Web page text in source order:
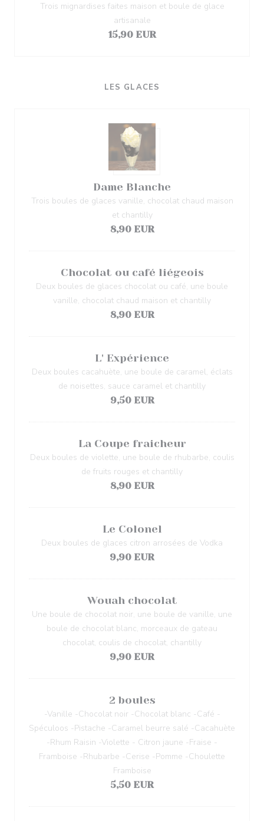
Trois mignardises faites maison et boule de glace
artisanale
15,90 EUR
LES GLACES
Dame Blanche
Trois boules de glaces vanille, chocolat chaud maison
et chantilly
8,90 EUR
Chocolat ou café liégeois
Deux boules de glaces chocolat ou café, une boule
vanille, chocolat chaud maison et chantilly
8,90 EUR
L' Expérience
Deux boules cacahuète, une boule de caramel, éclats
de noisettes, sauce caramel et chantilly
9,50 EUR
La Coupe fraicheur
Deux boules de violette, une boule de rhubarbe, coulis
de fruits rouges et chantilly
8,90 EUR
Le Colonel
Deux boules de glaces citron arrosées de Vodka
9,90 EUR
Wouah chocolat
Une boule de chocolat noir, une boule de vanille, une
boule de chocolat blanc, morceaux de gateau
chocolat, coulis de chocolat, chantilly
9,90 EUR
2 boules
-Vanille -Chocolat noir -Chocolat blanc -Café -
Spéculoos -Pistache -Caramel beurre salé -Cacahuète
-Rhum Raisin -Violette - Citron jaune -Fraise -
Framboise -Rhubarbe -Cerise -Pomme -Choulette
Framboise
5,50 EUR